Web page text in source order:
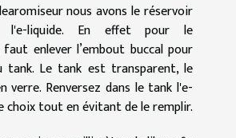
nous avons le réservoir
l'e-liquide. En effet pour le
enlever l’embout buccal pour
tank. Le tank est transparent, le
verre. Renversez dans le tank l'e-
choix tout en évitant de le remplir.